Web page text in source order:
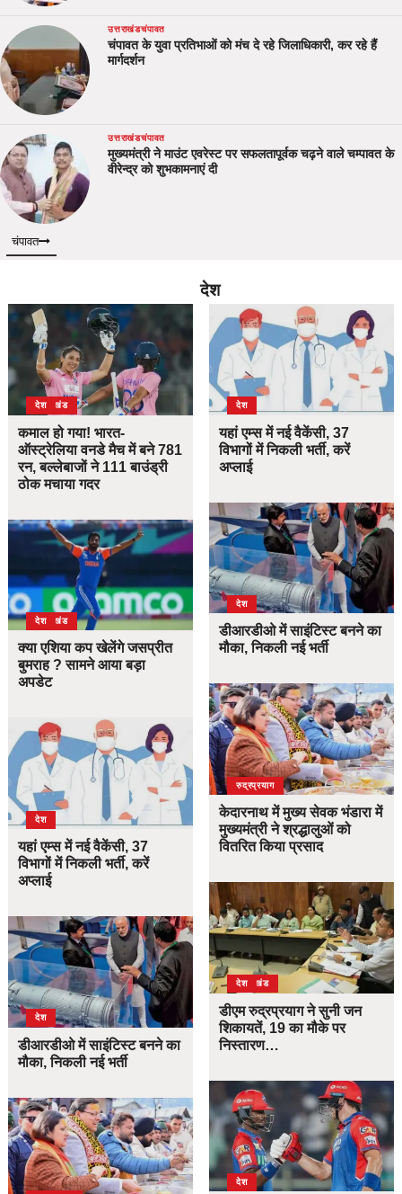
उत्तराखंडचंपावत
चंपावत के युवा प्रतिभाओं को मंच दे रहे जिलाधिकारी, कर रहे हैं
मार्गदर्शन
उत्तराखंडचंपावत
मुख्यमंत्री ने माउंट एवरेस्ट पर सफलतापूर्वक चढ़ने वाले चम्पावत के
वीरेन्द्र को शुभकामनाएं दी
चंपावत
देश
उत्तराखंड
देश
कमाल हो गया! भारत-
ऑस्ट्रेलिया वनडे मैच में बने 781
रन, बल्लेबाजों ने 111 बाउंड्री
ठोक मचाया गदर
उत्तराखंड
देश
क्या एशिया कप खेलेंगे जसप्रीत
बुमराह ? सामने आया बड़ा
अपडेट
देश
यहां एम्स में नई वैकेंसी, 37
विभागों में निकली भर्ती, करें
अप्लाई
देश
डीआरडीओ में साइंटिस्ट बनने का
मौका, निकली नई भर्ती
देश
यहां एम्स में नई वैकेंसी, 37
विभागों में निकली भर्ती, करें
अप्लाई
देश
डीआरडीओ में साइंटिस्ट बनने का
मौका, निकली नई भर्ती
उत्तराखंड
देश
रुद्रप्रयाग
केदारनाथ में मुख्य सेवक भंडारा में
मुख्यमंत्री ने श्रद्धालुओं को
वितरित किया प्रसाद
उत्तराखंड
देश
डीएम रुद्रप्रयाग ने सुनी जन
शिकायतें, 19 का मौके पर
निस्तारण…
देश